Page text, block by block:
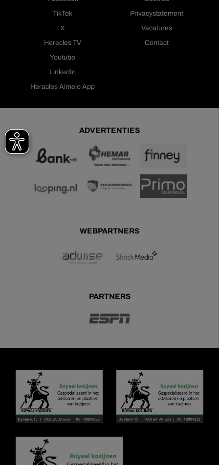
TikTok
X
Heracles TV
Youtube
LinkedIn
Heracles Almelo App
Privacystatement
Vacatures
Contact
ADVERTENTIES
WEBPARTNERS
PARTNERS